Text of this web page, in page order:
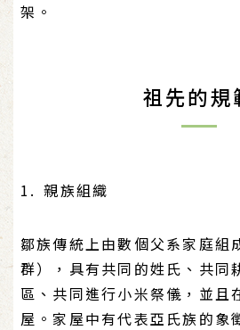
架。
祖先的規
1. 親族組織
鄒族傳統上由數個父系家庭組
群），具有共同的姓氏、共同
區、共同進行小米祭儀，並且
屋。家屋中有代表亞氏族的象